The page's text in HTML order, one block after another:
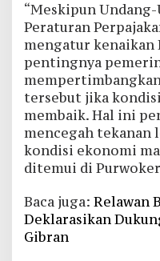
“Meskipun
Peraturan
mengatur kenaikan
pentingnya
tersebut jika
membaik. Hal ini
mencegah tekanan
kondisi ekonomi
ditemui di
Baca juga: Relawan
Deklarasikan
Gibran